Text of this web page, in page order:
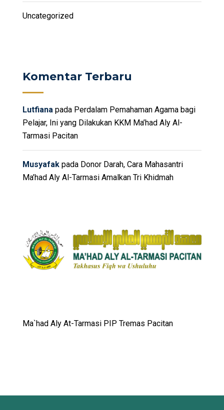
Uncategorized
Komentar Terbaru
Lutfiana pada Perdalam Pemahaman Agama bagi
Pelajar, Ini yang Dilakukan KKM Ma’had Aly Al-
Tarmasi Pacitan
Musyafak pada Donor Darah, Cara Mahasantri
Ma’had Aly Al-Tarmasi Amalkan Tri Khidmah
Ma`had Aly At-Tarmasi PIP Tremas Pacitan